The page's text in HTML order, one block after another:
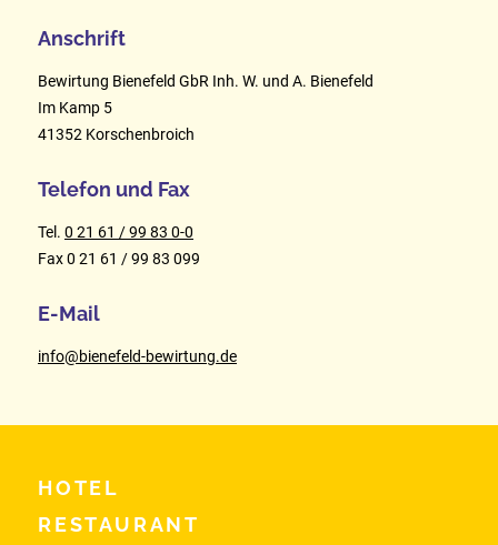
Anschrift
Bewirtung Bienefeld GbR Inh. W. und A. Bienefeld
Im Kamp 5
41352 Korschenbroich
Telefon und Fax
Tel. 0 21 61 / 99 83 0-0
Fax 0 21 61 / 99 83 099
E-Mail
info@bienefeld-bewirtung.de
HOTEL
RESTAURANT